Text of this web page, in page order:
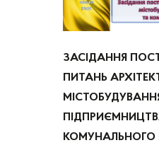
ЗАСІДАННЯ
ПИТАНЬ